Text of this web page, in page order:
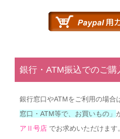
銀行・ATM振込でのご購
銀行窓口やATMをご利用の場合
窓口・ATM等で、お買いもの」
ア Ⅱ 号店 でお求めいただけます。